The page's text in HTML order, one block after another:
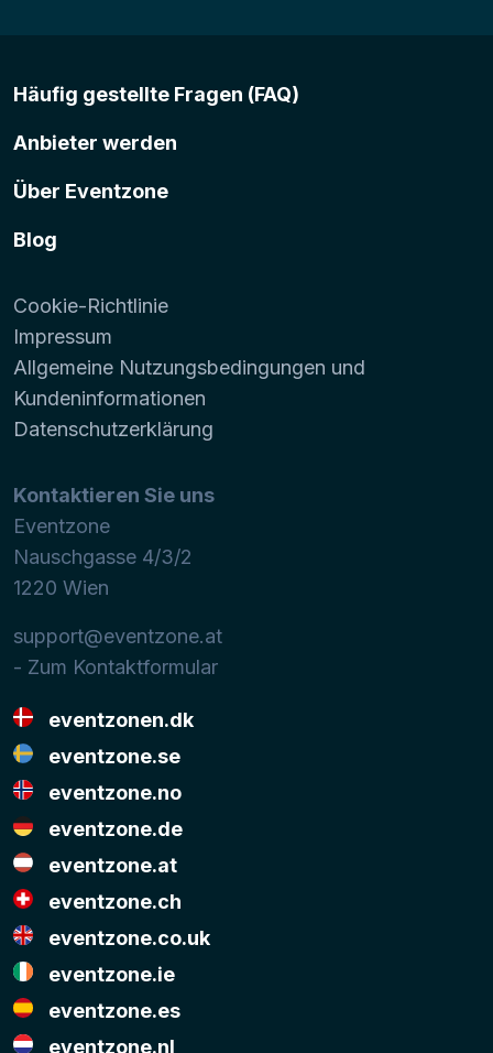
Häufig gestellte Fragen (FAQ)
Anbieter werden
Über Eventzone
Blog
Cookie-Richtlinie
Impressum
Allgemeine Nutzungsbedingungen und
Kundeninformationen
Datenschutzerklärung
Kontaktieren Sie uns
Eventzone
Nauschgasse 4/3/2
1220 Wien
support@eventzone.at
- Zum Kontaktformular
eventzonen.dk
eventzone.se
eventzone.no
eventzone.de
eventzone.at
eventzone.ch
eventzone.co.uk
eventzone.ie
eventzone.es
eventzone.nl